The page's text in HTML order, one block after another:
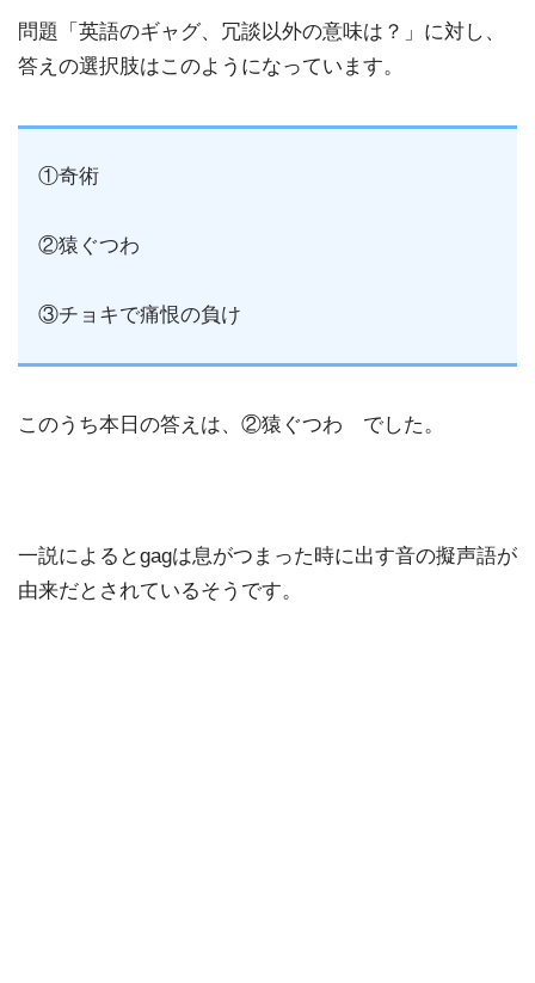
問題「英語のギャグ、冗談以外の意味は？」に対し、
答えの選択肢はこのようになっています。
①奇術
②猿ぐつわ
③チョキで痛恨の負け
このうち本日の答えは、②猿ぐつわ でした。
一説によるとgagは息がつまった時に出す音の擬声語が
由来だとされているそうです。